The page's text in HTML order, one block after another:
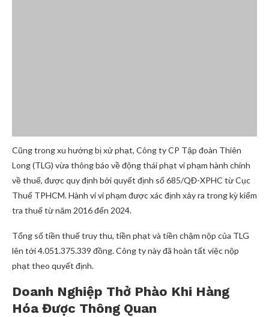
Cũng trong xu hướng bị xử phạt, Công ty CP Tập đoàn Thiên
Long (TLG) vừa thông báo về động thái phạt vi phạm hành chính
về thuế, được quy định bởi quyết định số 685/QĐ-XPHC từ Cục
Thuế TPHCM. Hành vi vi phạm được xác định xảy ra trong kỳ kiểm
tra thuế từ năm 2016 đến 2024.
Tổng số tiền thuế truy thu, tiền phạt và tiền chậm nộp của TLG
lên tới 4.051.375.339 đồng. Công ty này đã hoàn tất việc nộp
phạt theo quyết định.
Doanh Nghiệp Thở Phào Khi Hàng
Hóa Được Thông Quan